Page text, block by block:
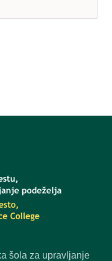
šola za upravljanje